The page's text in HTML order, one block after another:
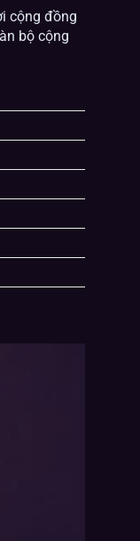
cộng đồng
bộ cộng